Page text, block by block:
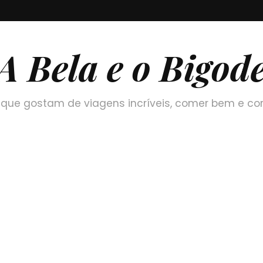
Bela e o
gostam de viagens incríveis, comer bem e